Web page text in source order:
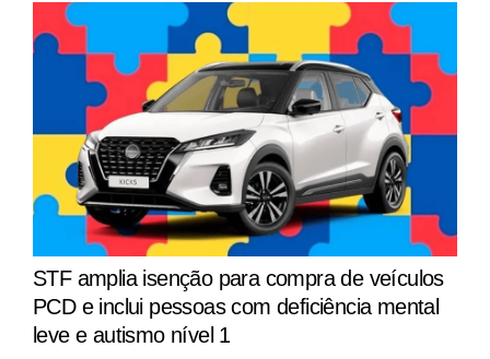
STF amplia isenção para compra de veículos
PCD e inclui pessoas com deficiência mental
leve e autismo nível 1